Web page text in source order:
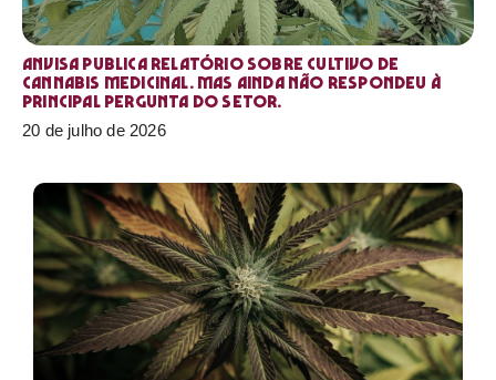
Anvisa publica relatório sobre cultivo de
Cannabis medicinal. Mas ainda não respondeu à
principal pergunta do setor.
20 de julho de 2026